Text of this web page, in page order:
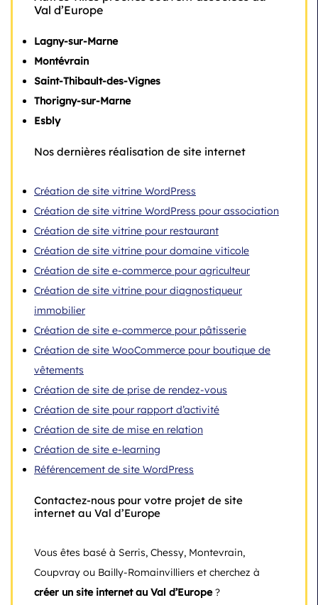
Val d’Europe
Lagny-sur-Marne
Montévrain
Saint-Thibault-des-Vignes
Thorigny-sur-Marne
Esbly
Nos dernières réalisation de site internet
Création de site vitrine WordPress
Création de site vitrine WordPress pour association
Création de site vitrine pour restaurant
Création de site vitrine pour domaine viticole
Création de site e-commerce pour agriculteur
Création de site vitrine pour diagnostiqueur
immobilier
Création de site e-commerce pour pâtisserie
Création de site WooCommerce pour boutique de
vêtements
Création de site de prise de rendez-vous
Création de site pour rapport d’activité
Création de site de mise en relation
Création de site e-learning
Référencement de site WordPress
Contactez-nous pour votre projet de site
internet au Val d’Europe
Vous êtes basé à Serris, Chessy, Montevrain,
Coupvray ou Bailly-Romainvilliers et cherchez à
créer un site internet au Val d’Europe?